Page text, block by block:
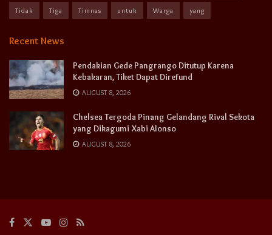
Tidak Tiga Timnas untuk Warga yang
Recent News
Pendakian Gede Pangrango Ditutup Karena
Kebakaran, Tiket Dapat Direfund
AUGUST 8, 2026
Chelsea Tergoda Pinang Gelandang Rival Sekota
yang Dikagumi Xabi Alonso
AUGUST 8, 2026